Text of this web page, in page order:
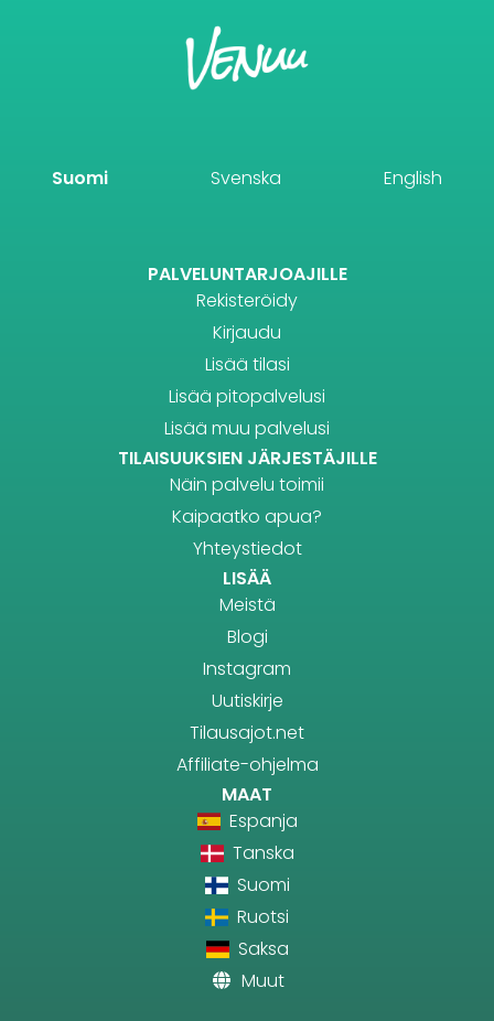
Suomi Svenska English
PALVELUNTARJOAJILLE
Rekisteröidy
Kirjaudu
Lisää tilasi
Lisää pitopalvelusi
Lisää muu palvelusi
TILAISUUKSIEN JÄRJESTÄJILLE
Näin palvelu toimii
Kaipaatko apua?
Yhteystiedot
LISÄÄ
Meistä
Blogi
Instagram
Uutiskirje
Tilausajot.net
Affiliate-ohjelma
MAAT
Espanja
Tanska
Suomi
Ruotsi
Saksa
Muut